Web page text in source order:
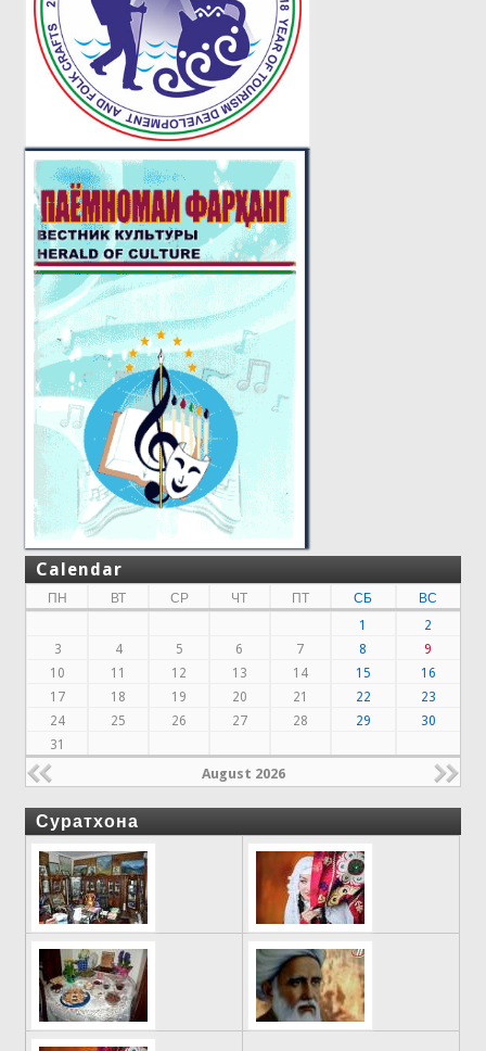
Calendar
ПН ВТ СР ЧТ ПТ СБ
ВС
1
2
3
4 5 6 7 8
9
10
11 12 13 14 15
16
17
18 19 20 21 22
23
24
25 26 27 28 29
30
31
August 2026
Суратхона